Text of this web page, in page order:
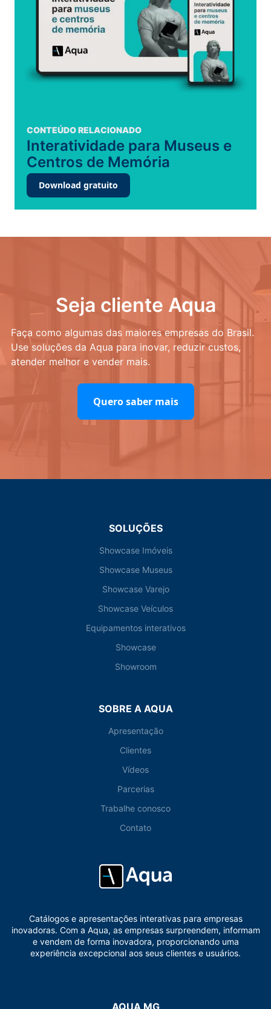
CONTEÚDO RELACIONADO
Interatividade para Museus e
Centros de Memória
Download gratuito
Seja cliente Aqua
Faça como algumas das maiores empresas do Brasil.
Use soluções da Aqua para inovar, reduzir custos,
atender melhor e vender mais.
Quero saber mais
SOLUÇÕES
Showcase Imóveis
Showcase Museus
Showcase Varejo
Showcase Veículos
Equipamentos interativos
Showcase
Showroom
SOBRE A AQUA
Apresentação
Clientes
Vídeos
Parcerias
Trabalhe conosco
Contato
Catálogos e apresentações interativas para empresas
inovadoras. Com a Aqua, as empresas surpreendem, informam
e vendem de forma inovadora, proporcionando uma
experiência excepcional aos seus clientes e usuários.